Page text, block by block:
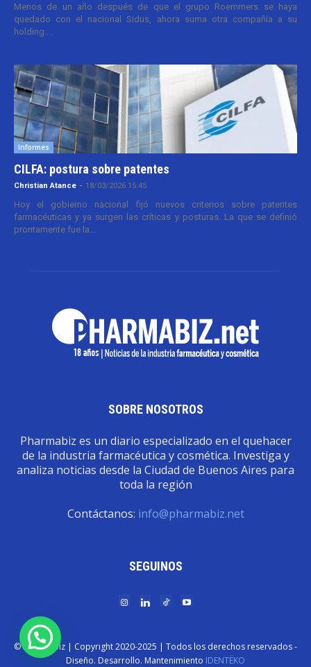
Menos de un año después de que el grupo Roemmers se haya
quedado con el nacional Sidus, ahora suma otra compañía a su
holding....
Informes
CILFA: postura sobre patentes
Christian Atance - 18/03/2026 15:45
Hoy el gobierno nacional fijó nuevos criterios sobre patentes
farmacéuticas y ya surgen las críticas y posturas. La que se definió
prontamente fue la...
SOBRE NOSOTROS
Pharmabiz es un diario especializado en el quehacer
de la industria farmacéutica y cosmética. Investiga y
analiza noticias desde la Ciudad de Buenos Aires para
toda la región
Contáctanos: info@pharmabiz.net
SEGUINOS
© Pharmabiz | Copyrıght 2020-2025 | Todos los derechos reservados -
Diseño. Desarrollo. Mantenimiento IDENTËKO